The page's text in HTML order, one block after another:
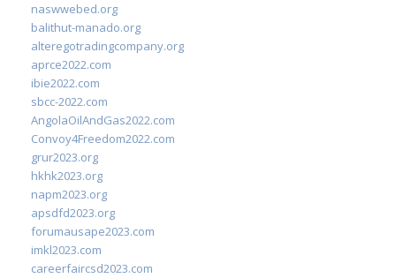
naswwebed.org
balithut-manado.org
alteregotradingcompany.org
aprce2022.com
ibie2022.com
sbcc-2022.com
AngolaOilAndGas2022.com
Convoy4Freedom2022.com
grur2023.org
hkhk2023.org
napm2023.org
apsdfd2023.org
forumausape2023.com
imkl2023.com
careerfaircsd2023.com